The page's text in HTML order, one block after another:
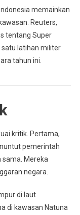
memainkan
Reuters,
tentang Super
satu latihan militer
tahun ini.
kritik. Pertama,
pemerintah
sama. Mereka
negara.
di laut
di kawasan Natuna